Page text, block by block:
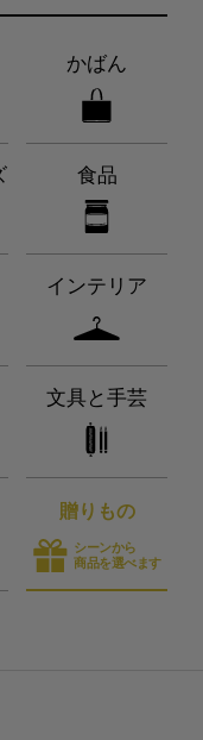
かばん
食品
インテリア
文具と手芸
贈りもの
シーンから
商品を選べます